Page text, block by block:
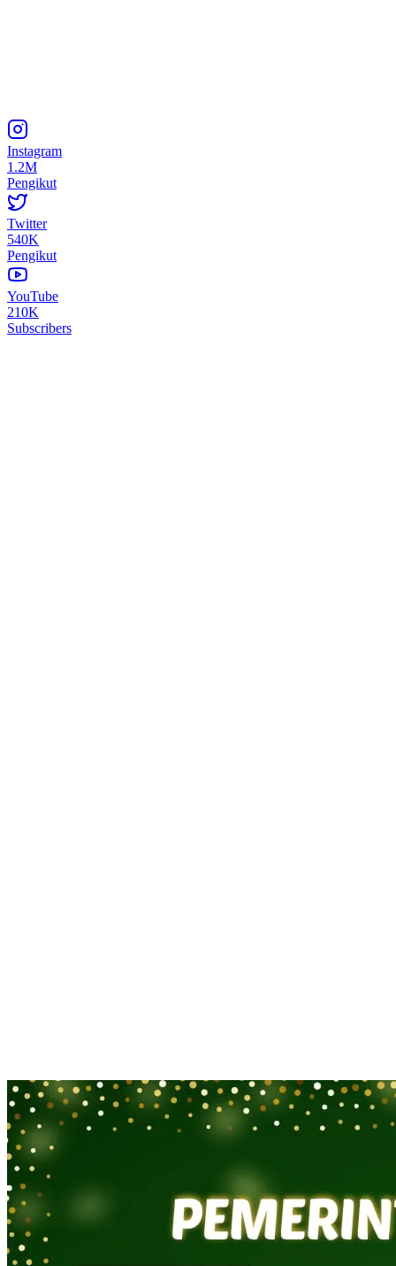
Instagram
1.2M
Pengikut
Twitter
540K
Pengikut
YouTube
210K
Subscribers